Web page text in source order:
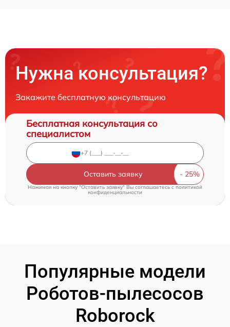
Нужна консультация?
Закажите бесплатную консультацию
Бесплатная консультация со
специалистом
Оставить заявку
Нажимая на кнопку "Оставить заявку" Вы соглашаетесь cполитикой
конфиденциальности
Популярные модели
Роботов-пылесосов
Roborock